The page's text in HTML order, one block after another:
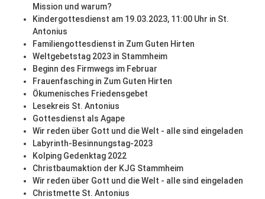
Mission und warum?
Kindergottesdienst am 19.03.2023, 11:00 Uhr in St.
Antonius
Familiengottesdienst in Zum Guten Hirten
Weltgebetstag 2023 in Stammheim
Beginn des Firmwegs im Februar
Frauenfasching in Zum Guten Hirten
Ökumenisches Friedensgebet
Lesekreis St. Antonius
Gottesdienst als Agape
Wir reden über Gott und die Welt - alle sind eingeladen
Labyrinth-Besinnungstag-2023
Kolping Gedenktag 2022
Christbaumaktion der KJG Stammheim
Wir reden über Gott und die Welt - alle sind eingeladen
Christmette St. Antonius